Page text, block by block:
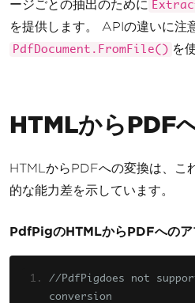
ージごとの抽出のために
を提供します。 APIの違いに
PdfDocument.FromFile() を
HTMLからPDF
HTMLからPDFへの変換は、こ
的な能力差を示しています。
PdfPigのHTMLからPDFへのア
//PdfPigdoes not
conversion